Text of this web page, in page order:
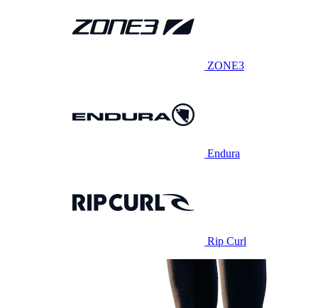
ZONE3
Endura
Rip Curl